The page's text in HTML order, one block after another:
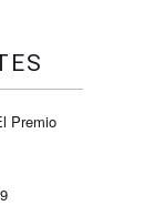
Premio